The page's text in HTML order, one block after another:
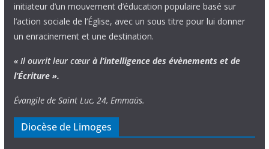
initiateur d’un mouvement d’éducation populaire basé sur
l’action sociale de l’Église, avec un sous titre pour lui donner
un enracinement et une destination.
« Il ouvrit leur cœur à l’intelligence des évènements et de
l’Écriture ».
Évangile de Saint Luc, 24, Emmaüs.
Diocèse de Limoges